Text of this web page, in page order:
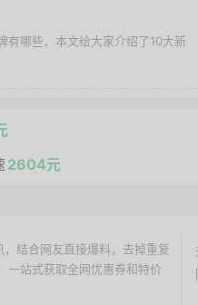
有哪些，本文给大家介绍了10大新
2604元
结合网友直接爆料，去掉重复
一站式获取全网优惠券和特价